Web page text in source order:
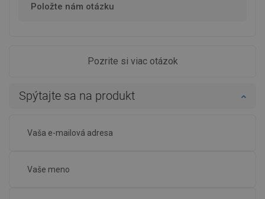
Položte nám otázku
Pozrite si viac otázok
Spýtajte sa na produkt